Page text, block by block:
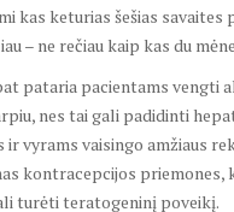
kas keturias šešias savaites
– ne rečiau kaip kas du
pataria pacientams vengti
nes tai gali padidinti
vyrams vaisingo amžiaus
kontracepcijos priemones,
turėti teratogeninį poveikį.